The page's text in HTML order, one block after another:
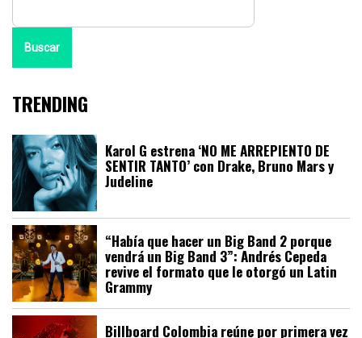
Buscar
TRENDING
Karol G estrena ‘NO ME ARREPIENTO DE
SENTIR TANTO’ con Drake, Bruno Mars y
Judeline
“Había que hacer un Big Band 2 porque
vendrá un Big Band 3”: Andrés Cepeda
revive el formato que le otorgó un Latin
Grammy
Billboard Colombia reúne por primera vez